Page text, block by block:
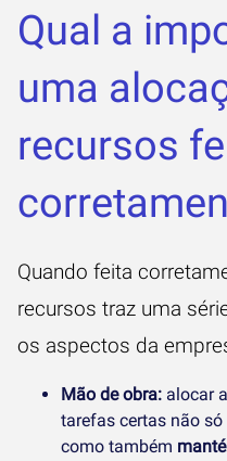
Qual a
uma
recursos
Quando feita
recursos traz uma
os aspectos da
Mão de obra: alocar
tarefas certas não só
como também